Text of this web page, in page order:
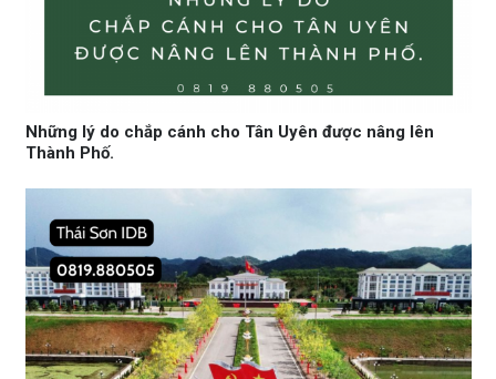
Những lý do chắp cánh cho Tân Uyên được nâng lên
Thành Phố.